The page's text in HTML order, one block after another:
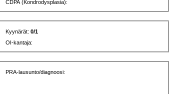
CDPA (Kondrodysplasia):
Kyynärät:0/1
OI-kantaja:
PRA-lausunto/diagnoosi: